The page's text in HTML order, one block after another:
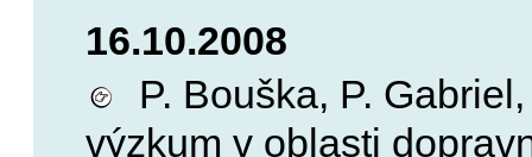
16.10.2008
P. Bouška, P.
výzkum v oblasti